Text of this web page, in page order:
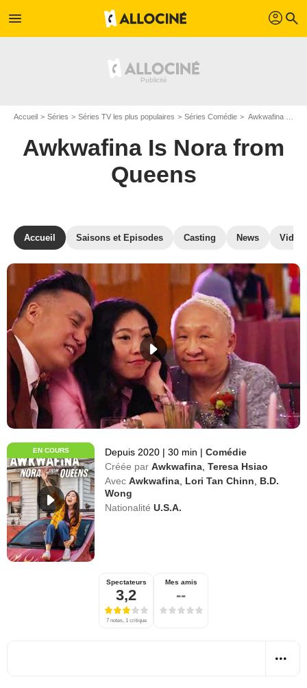
menu profil search
Accueil Séries Séries TV les plus populaires Séries Comédie Awkwafina Is Nora from Queens
Awkwafina Is Nora from
Queens
Accueil Saisons et Episodes Casting News
EN COURS Depuis 2020 | 30 min | Comédie
Créée par Awkwafina ,Teresa Hsiao
Avec Awkwafina Lori Tan Chinn
B.D.
Wong
Nationalité U.S.A.
Spectateurs
3,2
7 notes, 1 critique
Mes amis
--